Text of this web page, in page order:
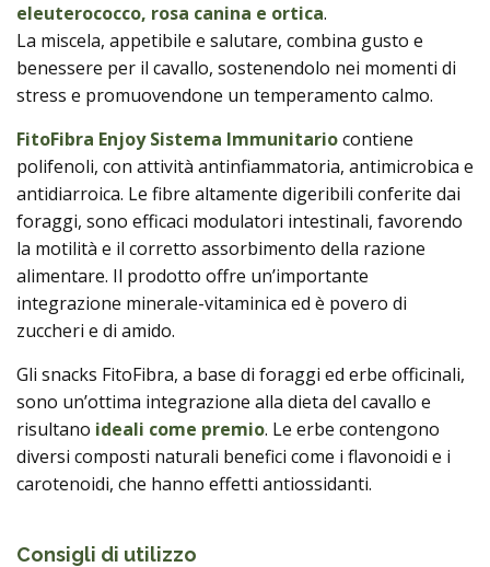
eleuterococco, rosa canina e ortica.
La miscela, appetibile e salutare, combina gusto e
benessere per il cavallo, sostenendolo nei momenti di
stress e promuovendone un temperamento calmo.
FitoFibra Enjoy Sistema Immunitariocontiene
polifenoli, con attività antinfiammatoria, antimicrobica e
antidiarroica. Le fibre altamente digeribili conferite dai
foraggi, sono efficaci modulatori intestinali, favorendo
la motilità e il corretto assorbimento della razione
alimentare. Il prodotto offre un’importante
integrazione minerale-vitaminica ed è povero di
zuccheri e di amido.
Gli snacks FitoFibra, a base di foraggi ed erbe officinali,
sono un’ottima integrazione alla dieta del cavallo e
risultano ideali come premio. Le erbe contengono
diversi composti naturali benefici come i flavonoidi e i
carotenoidi, che hanno effetti antiossidanti.
Consigli di utilizzo